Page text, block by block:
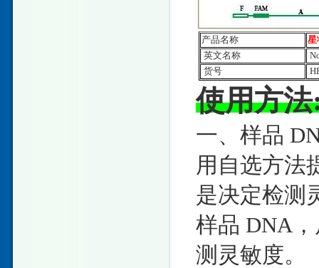
产品名称
星
英文名称
货号
使用方
一、样品
用自选方法
是决定检测
样品 DNA
测灵敏度。